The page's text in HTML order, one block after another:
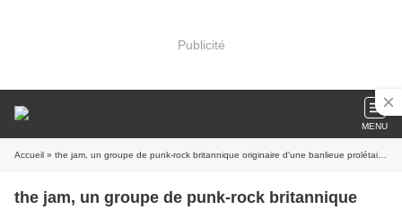
Publicité
MENU
Accueil » the jam, un groupe de punk-rock britannique originaire d'une banlieue prolétaire de londres, l'un des groupes les plus poulaires du royaume-uni
the jam, un groupe de punk-rock britannique